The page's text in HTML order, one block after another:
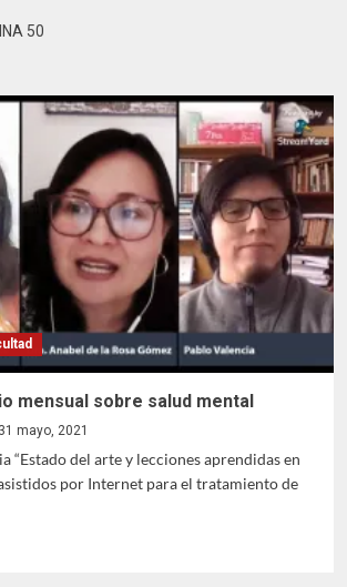
50
mensual sobre salud mental
31 mayo, 2021
“Estado del arte y lecciones aprendidas en
por Internet para el tratamiento de